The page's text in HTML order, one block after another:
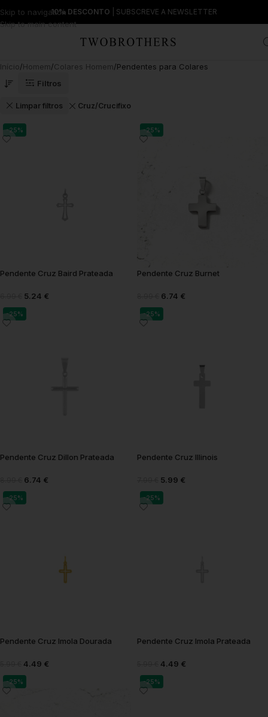
Skip to navigation
Skip to main content
10% DESCONTO | SUBSCREVE A NEWSLETTER
Início Homem Colares Homem Pendentes para Colares
Filtros
Limpar filtros Cruz/Crucifixo
-25%
Pendente Cruz Baird Prateada
5.24 €
-25%
Pendente Cruz Burnet
6.74 €
-25%
Pendente Cruz Dillon Prateada
6.74 €
-25%
Pendente Cruz Illinois
5.99 €
-25%
Pendente Cruz Imola Dourada
4.49 €
-25%
Pendente Cruz Imola Prateada
4.49 €
-25% -25%